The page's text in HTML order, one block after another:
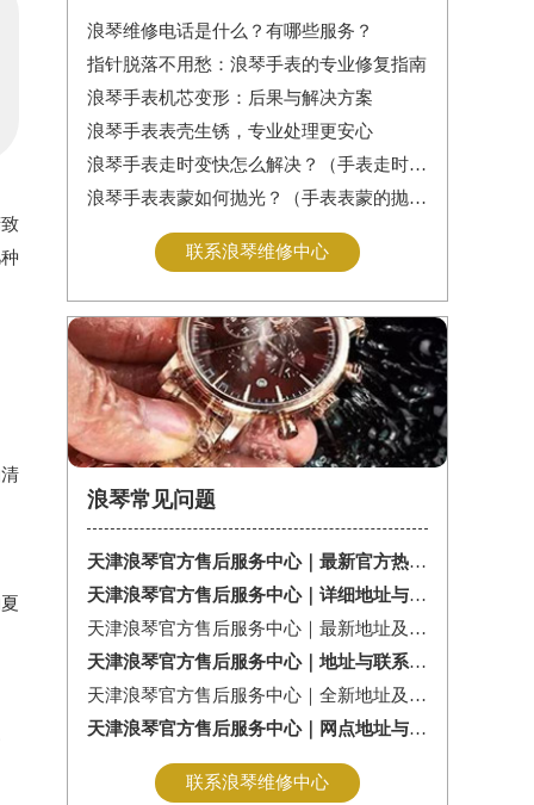
浪琴维修电话是什么？有哪些服务？
指针脱落不用愁：浪琴手表的专业修复指南
浪琴手表机芯变形：后果与解决方案
浪琴手表表壳生锈，专业处理更安心
浪琴手表走时变快怎么解决？（手表走时变快的解决方法）
浪琴手表表蒙如何抛光？（手表表蒙的抛光方法）
联系浪琴维修中心
浪琴常见问题
天津浪琴官方售后服务中心｜最新官方热线及维修地址权威信息通告（2026年7月最新）
天津浪琴官方售后服务中心｜详细地址与售后服务电话权威信息公告（2026年7月最新）
天津浪琴官方售后服务中心｜最新地址及官方售后热线权威信息公告（2026年7月最新）
天津浪琴官方售后服务中心｜地址与联系电话权威信息公告（2026年7月最新）
天津浪琴官方售后服务中心｜全新地址及服务热线权威信息公示（2026年7月最新）
天津浪琴官方售后服务中心｜网点地址与服务热线权威信息公示（2026年7月最新）
联系浪琴维修中心